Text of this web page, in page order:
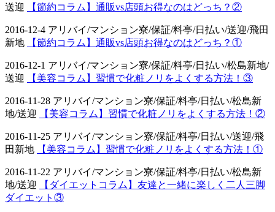
送迎
【節約コラム】通販vs店頭お得なのはどっち？②
2016-12-4 アリバイ/マンション寮/保証/料亭/日払い/送迎/飛田
新地
【節約コラム】通販vs店頭お得なのはどっち？①
2016-12-1 アリバイ/マンション寮/保証/料亭/日払い/松島新地/
送迎
【美容コラム】習慣で化粧ノリをよくする方法！③
2016-11-28 アリバイ/マンション寮/保証/料亭/日払い/松島新
地/送迎
【美容コラム】習慣で化粧ノリをよくする方法！②
2016-11-25 アリバイ/マンション寮/保証/料亭/日払い/送迎/飛
田新地
【美容コラム】習慣で化粧ノリをよくする方法！①
2016-11-22 アリバイ/マンション寮/保証/料亭/日払い/松島新
地/送迎
【ダイエットコラム】友達と一緒に楽しく二人三脚
ダイエット③